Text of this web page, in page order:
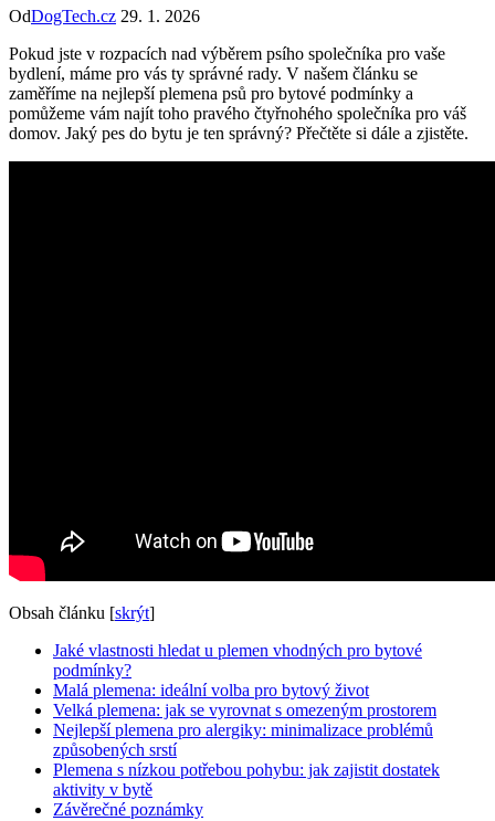
OdDogTech.cz 29. 1. 2026
Pokud jste v rozpacích nad výběrem psího společníka pro vaše
bydlení, máme pro vás ty správné rady. V našem článku se
zaměříme na nejlepší plemena psů pro bytové podmínky a
pomůžeme vám najít toho pravého čtyřnohého společníka pro váš
domov. Jaký pes do bytu je ten správný? Přečtěte si dále a zjistěte.
Obsah článku [skrýt]
Jaké vlastnosti hledat u plemen vhodných pro bytové
podmínky?
Malá plemena: ideální volba pro bytový život
Velká plemena: jak se vyrovnat s omezeným prostorem
Nejlepší plemena pro alergiky: minimalizace problémů
způsobených srstí
Plemena s nízkou potřebou pohybu: jak zajistit dostatek
aktivity v bytě
Závěrečné poznámky